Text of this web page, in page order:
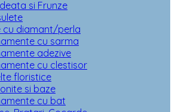
si Frunze
cu diamant/perla
cu sarma
adezive
cu clestisor
floristice
si baze
cu bat